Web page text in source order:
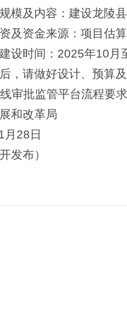
模及内容：建设龙陵
及资金来源：项目估
设时间：2025年10月
，请做好设计、预算
审批监管平台流程要
和改革局
月28日
发布）